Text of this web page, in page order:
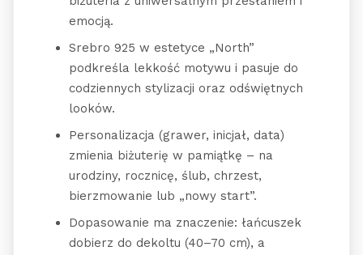
emocją.
Srebro 925 w estetyce „North”
podkreśla lekkość motywu i pasuje do
codziennych stylizacji oraz odświętnych
looków.
Personalizacja (grawer, inicjał, data)
zmienia biżuterię w pamiątkę – na
urodziny, rocznicę, ślub, chrzest,
bierzmowanie lub „nowy start”.
Dopasowanie ma znaczenie: łańcuszek
dobierz do dekoltu (40–70 cm), a